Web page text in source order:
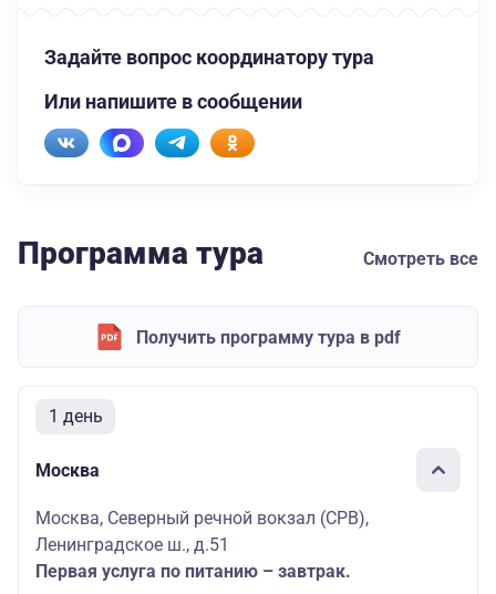
Задайте вопрос координатору тура
Или напишите в сообщении
Программа тура Смотреть все
Получить программу тура в pdf
1 день
Москва
Москва, Северный речной вокзал (СРВ),
Ленинградское ш., д.51
Первая услуга по питанию – завтрак.